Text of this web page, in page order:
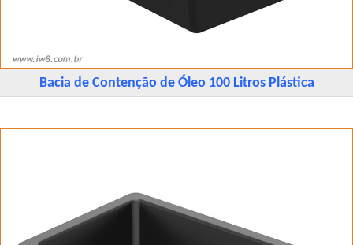
Bacia de Contenção de Óleo 100 Litros Plástica